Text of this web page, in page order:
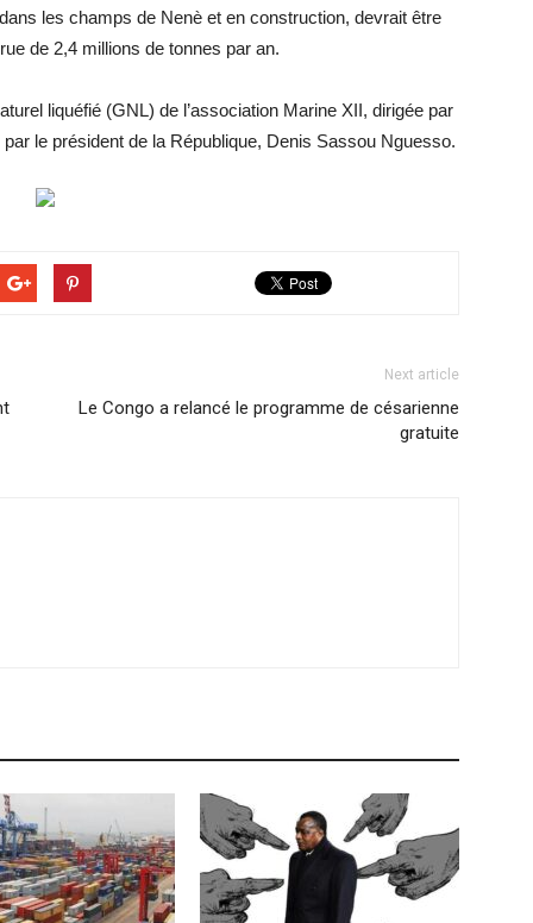
les champs de Nenè et en construction, devrait être
de 2,4 millions de tonnes par an.
liquéfié (GNL) de l’association Marine XII, dirigée par
le président de la République, Denis Sassou Nguesso.
Next article
Le Congo a relancé le programme de césarienne
gratuite